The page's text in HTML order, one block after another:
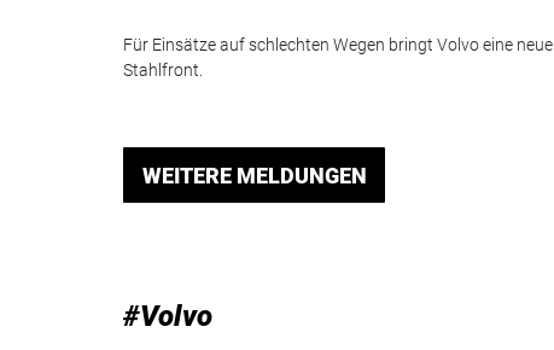
Für Einsätze auf schlechten Wegen bringt Volvo eine neue
Stahlfront.
WEITERE MELDUNGEN
#Volvo